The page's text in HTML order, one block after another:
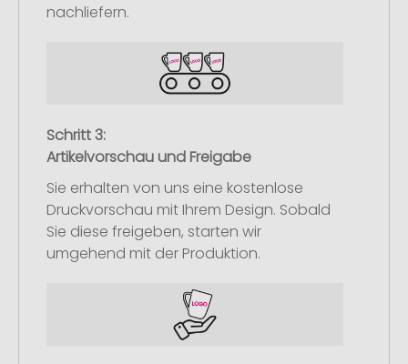
nachliefern.
Schritt 3:
Artikelvorschau und Freigabe
Sie erhalten von uns eine kostenlose
Druckvorschau mit Ihrem Design. Sobald
Sie diese freigeben, starten wir
umgehend mit der Produktion.